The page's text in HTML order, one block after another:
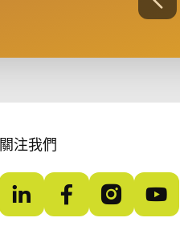
上
關注我們
LinkedInFacebookInstagram